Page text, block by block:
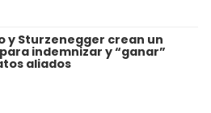
y Sturzenegger crean un
indemnizar y “ganar”
aliados